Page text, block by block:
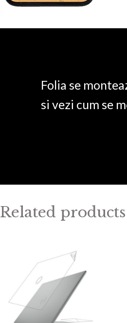
Folia se
si vezi cum se
Related products